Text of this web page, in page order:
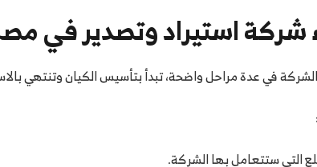
استيراد وتصدير في
في عدة مراحل واضحة، تبدأ بتأسيس الكيان وتنتهي
التي ستتعامل بها الشركة.